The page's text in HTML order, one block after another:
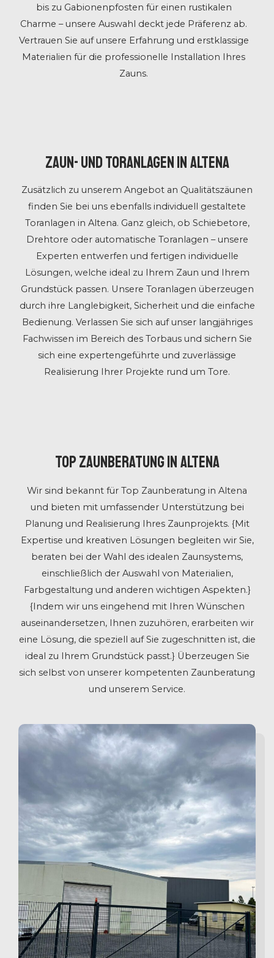
bis zu Gabionenpfosten für einen rustikalen
Charme – unsere Auswahl deckt jede Präferenz ab.
Vertrauen Sie auf unsere Erfahrung und erstklassige
Materialien für die professionelle Installation Ihres
Zauns.
Zaun- und Toranlagen in Altena
Zusätzlich zu unserem Angebot an Qualitätszäunen
finden Sie bei uns ebenfalls individuell gestaltete
Toranlagen in Altena. Ganz gleich, ob Schiebetore,
Drehtore oder automatische Toranlagen – unsere
Experten entwerfen und fertigen individuelle
Lösungen, welche ideal zu Ihrem Zaun und Ihrem
Grundstück passen. Unsere Toranlagen überzeugen
durch ihre Langlebigkeit, Sicherheit und die einfache
Bedienung. Verlassen Sie sich auf unser langjähriges
Fachwissen im Bereich des Torbaus und sichern Sie
sich eine expertengeführte und zuverlässige
Realisierung Ihrer Projekte rund um Tore.
Top Zaunberatung in Altena
Wir sind bekannt für Top Zaunberatung in Altena
und bieten mit umfassender Unterstützung bei
Planung und Realisierung Ihres Zaunprojekts. {Mit
Expertise und kreativen Lösungen begleiten wir Sie,
beraten bei der Wahl des idealen Zaunsystems,
einschließlich der Auswahl von Materialien,
Farbgestaltung und anderen wichtigen Aspekten.}
{Indem wir uns eingehend mit Ihren Wünschen
auseinandersetzen, Ihnen zuzuhören, erarbeiten wir
eine Lösung, die speziell auf Sie zugeschnitten ist, die
ideal zu Ihrem Grundstück passt.} Überzeugen Sie
sich selbst von unserer kompetenten Zaunberatung
und unserem Service.